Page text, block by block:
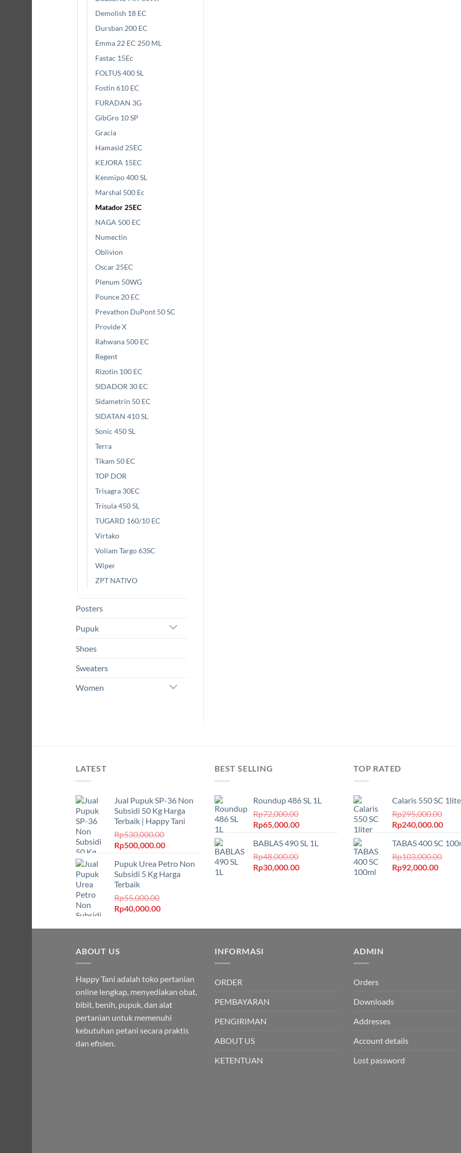
Demolish 18 EC
Dursban 200 EC
Emma 22 EC 250 ML
Fastac 15Ec
FOLTUS 400 SL
Fostin 610 EC
FURADAN 3G
GibGro 10 SP
Gracia
Hamasid 25EC
KEJORA 15EC
Kenmipo 400 SL
Marshal 500 Ec
Matador 25EC
NAGA 500 EC
Numectin
Oblivion
Oscar 25EC
Plenum 50WG
Pounce 20 EC
Prevathon DuPont 50 SC
Provide X
Rahwana 500 EC
Regent
Rizotin 100 EC
SIDADOR 30 EC
Sidametrin 50 EC
SIDATAN 410 SL
Sonic 450 SL
Terra
Tikam 50 EC
TOP DOR
Trisagra 30EC
Trisula 450 SL
TUGARD 160/10 EC
Virtako
Voliam Targo 63SC
Wiper
ZPT NATIVO
Posters
Pupuk
Shoes
Sweaters
Women
LATEST
Jual Pupuk SP-36 Non
Subsidi 50 Kg Harga
Terbaik | Happy Tani
Rp530,000.00
Harga
adalah:
Rp530,000.00.
Rp500,000.00Harga
ini
adalah:
Pupuk Urea Petro Non
Subsidi 5 Kg Harga
Terbaik
Rp55,000.00
Harga
adalah:
Rp40,000.00Harga
ini
BEST SELLING
Roundup 486 SL 1L
Rp72,000.00
Harga
adalah:
Rp72,000.00.
Rp65,000.00Harga
ini
Rp65,000.00.
BABLAS 490 SL 1L
Rp48,000.00
Harga
Rp30,000.00Harga
TOP RATED
Calaris 550 SC
Rp295,000.00
Harga
adalah:
Rp295,000.00.
Rp240,000.00Harga
ini
TABAS 400 SC
Rp103,000.00
Harga
Rp92,000.00Harga
ABOUT US
Happy Tani adalah toko pertanian
online lengkap, menyediakan obat,
bibit, benih, pupuk, dan alat
pertanian untuk memenuhi
kebutuhan petani secara praktis
dan efisien.
INFORMASI
ORDER
PEMBAYARAN
PENGIRIMAN
ABOUT US
KETENTUAN
ADMIN
Orders
Downloads
Addresses
Account details
Lost password